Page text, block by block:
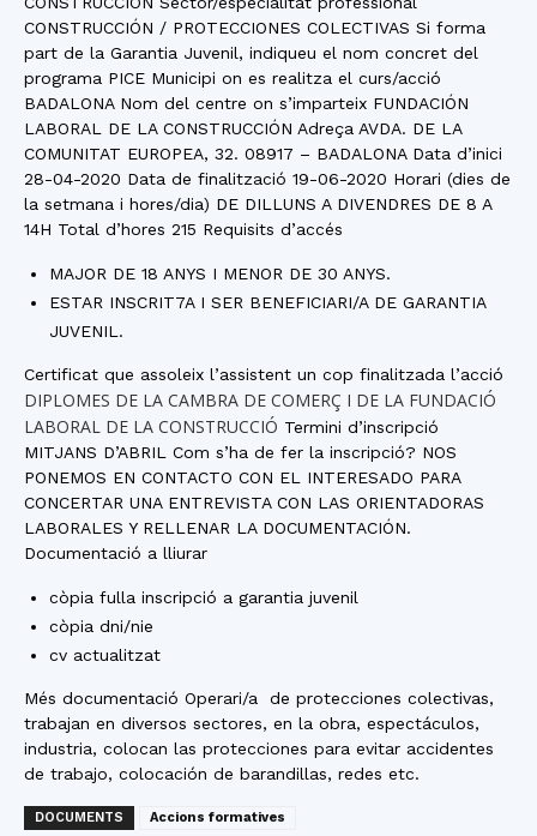
CONSTRUCCIÓN / PROTECCIONES COLECTIVAS Si forma
part de la Garantia Juvenil, indiqueu el nom concret del
programa PICE Municipi on es realitza el curs/acció
BADALONA Nom del centre on s’imparteix FUNDACIÓN
LABORAL DE LA CONSTRUCCIÓN Adreça AVDA. DE LA
COMUNITAT EUROPEA, 32. 08917 – BADALONA Data d’inici
28-04-2020 Data de finalització 19-06-2020 Horari (dies de
la setmana i hores/dia) DE DILLUNS A DIVENDRES DE 8 A
14H Total d’hores 215 Requisits d’accés
MAJOR DE 18 ANYS I MENOR DE 30 ANYS.
ESTAR INSCRIT7A I SER BENEFICIARI/A DE GARANTIA
JUVENIL.
Certificat que assoleix l’assistent un cop finalitzada l’acció
DIPLOMES DE LA CAMBRA DE COMERÇ I DE LA FUNDACIÓ
LABORAL DE LA CONSTRUCCIÓ Termini d’inscripció
MITJANS D’ABRIL Com s’ha de fer la inscripció? NOS
PONEMOS EN CONTACTO CON EL INTERESADO PARA
CONCERTAR UNA ENTREVISTA CON LAS ORIENTADORAS
LABORALES Y RELLENAR LA DOCUMENTACIÓN.
Documentació a lliurar
còpia fulla inscripció a garantia juvenil
còpia dni/nie
cv actualitzat
Més documentació Operari/a de protecciones colectivas,
trabajan en diversos sectores, en la obra, espectáculos,
industria, colocan las protecciones para evitar accidentes
de trabajo, colocación de barandillas, redes etc.
DOCUMENTS Accions formatives